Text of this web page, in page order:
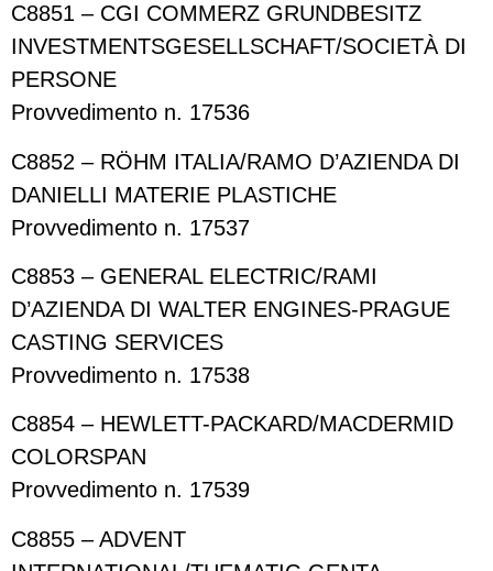
C8851 – CGI COMMERZ GRUNDBESITZ
INVESTMENTSGESELLSCHAFT/SOCIETÀ DI
PERSONE
Provvedimento n. 17536
C8852 – RÖHM ITALIA/RAMO D’AZIENDA DI
DANIELLI MATERIE PLASTICHE
Provvedimento n. 17537
C8853 – GENERAL ELECTRIC/RAMI
D’AZIENDA DI WALTER ENGINES-PRAGUE
CASTING SERVICES
Provvedimento n. 17538
C8854 – HEWLETT-PACKARD/MACDERMID
COLORSPAN
Provvedimento n. 17539
C8855 – ADVENT